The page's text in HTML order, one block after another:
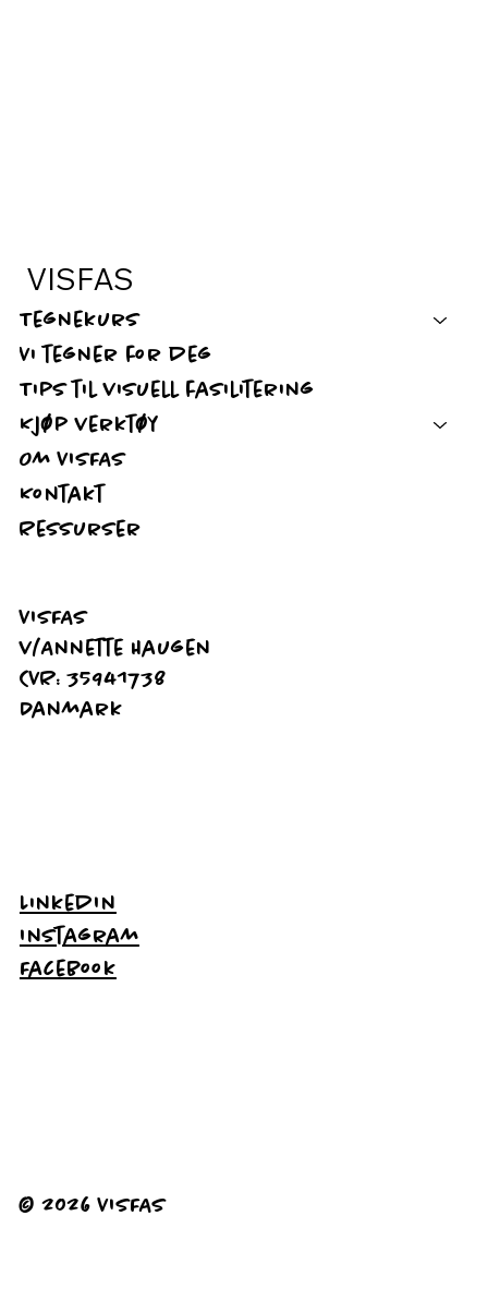
VISFAS
Tegnekurs
Vi tegner for deg
Tips til visuell fasilitering
Kjøp verktøy
Om VISFAS
Kontakt
Ressurser
VISFAS
v/Annette Haugen
CVR: 35941738
Danmark
Facebook
Instagram
LinkedIn
© 2026 VISFAS